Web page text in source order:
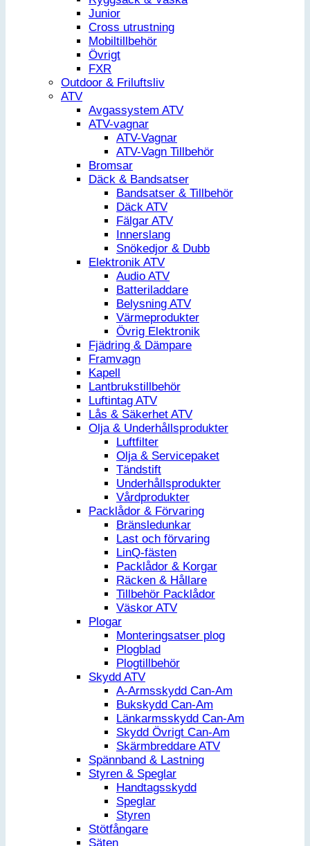
Junior
Cross utrustning
Mobiltillbehör
Övrigt
FXR
Outdoor & Friluftsliv
ATV
Avgassystem ATV
ATV-vagnar
ATV-Vagnar
ATV-Vagn Tillbehör
Bromsar
Däck & Bandsatser
Bandsatser & Tillbehör
Däck ATV
Fälgar ATV
Innerslang
Snökedjor & Dubb
Elektronik ATV
Audio ATV
Batteriladdare
Belysning ATV
Värmeprodukter
Övrig Elektronik
Fjädring & Dämpare
Framvagn
Kapell
Lantbrukstillbehör
Luftintag ATV
Lås & Säkerhet ATV
Olja & Underhållsprodukter
Luftfilter
Olja & Servicepaket
Tändstift
Underhållsprodukter
Vårdprodukter
Packlådor & Förvaring
Bränsledunkar
Last och förvaring
LinQ-fästen
Packlådor & Korgar
Räcken & Hållare
Tillbehör Packlådor
Väskor ATV
Plogar
Monteringsatser plog
Plogblad
Plogtillbehör
Skydd ATV
A-Armsskydd Can-Am
Bukskydd Can-Am
Länkarmsskydd Can-Am
Skydd Övrigt Can-Am
Skärmbreddare ATV
Spännband & Lastning
Styren & Speglar
Handtagsskydd
Speglar
Styren
Stötfångare
Säten